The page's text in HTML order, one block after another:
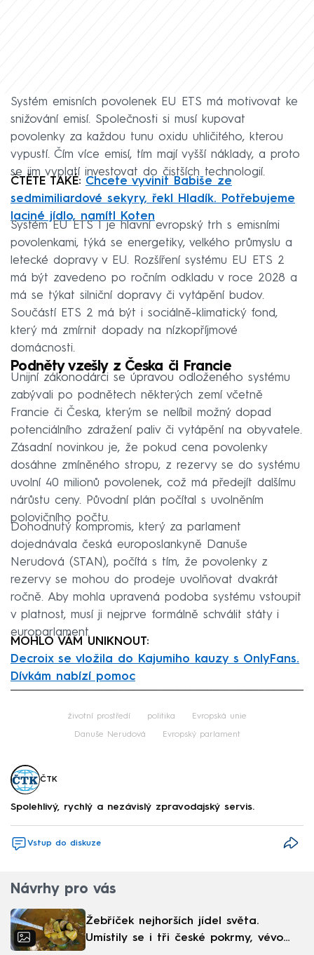
Systém emisních povolenek EU ETS má motivovat ke
snižování emisí. Společnosti si musí kupovat
povolenky za každou tunu oxidu uhličitého, kterou
vypustí. Čím více emisí, tím mají vyšší náklady, a proto
se jim vyplatí investovat do čistších technologií.
ČTĚTE TAKÉ: Chcete vyvinit Babiše ze
sedmimiliardové sekyry, řekl Hladík. Potřebujeme
laciné jídlo, namítl Koten
Systém EU ETS 1 je hlavní evropský trh s emisními
povolenkami, týká se energetiky, velkého průmyslu a
letecké dopravy v EU. Rozšíření systému EU ETS 2
má být zavedeno po ročním odkladu v roce 2028 a
má se týkat silniční dopravy či vytápění budov.
Součástí ETS 2 má být i sociálně-klimatický fond,
který má zmírnit dopady na nízkopříjmové
domácnosti.
Podněty vzešly z Česka či Francie
Unijní zákonodárci se úpravou odloženého systému
zabývali po podnětech některých zemí včetně
Francie či Česka, kterým se nelíbil možný dopad
potenciálního zdražení paliv či vytápění na obyvatele.
Zásadní novinkou je, že pokud cena povolenky
dosáhne zmíněného stropu, z rezervy se do systému
uvolní 40 milionů povolenek, což má předejít dalšímu
nárůstu ceny. Původní plán počítal s uvolněním
polovičního počtu.
Dohodnutý kompromis, který za parlament
dojednávala česká europoslankyně Danuše
Nerudová (STAN), počítá s tím, že povolenky z
rezervy se mohou do prodeje uvolňovat dvakrát
ročně. Aby mohla upravená podoba systému vstoupit
v platnost, musí ji nejprve formálně schválit státy i
europarlament.
MOHLO VÁM UNIKNOUT:
Decroix se vložila do Kajumiho kauzy s OnlyFans.
Dívkám nabízí pomoc
životní prostředí politika Evropská unie
Danuše Nerudová Evropský parlament
ČTK
Spolehlivý, rychlý a nezávislý zpravodajský servis.
Vstup do diskuze
Návrhy pro vás
Žebříček nejhorších jídel světa.
Umístily se i tři české pokrmy, vévodí